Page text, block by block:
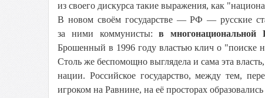
из своего дискурса такие выражения, как
В новом своём государстве — РФ — русские
за ними коммунисты:в многонациональной
Брошенный в 1996 году властью клич о "поиске
Столь же беспомощно выглядела и сама эта
нации. Российское государство, между тем,
игроком на Равнине, на её просторах